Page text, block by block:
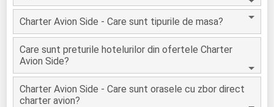
Charter Avion Side - Care sunt tipurile de masa?
Care sunt preturile hotelurilor din ofertele Charter
Avion Side?
Charter Avion Side - Care sunt orasele cu zbor direct
charter avion?